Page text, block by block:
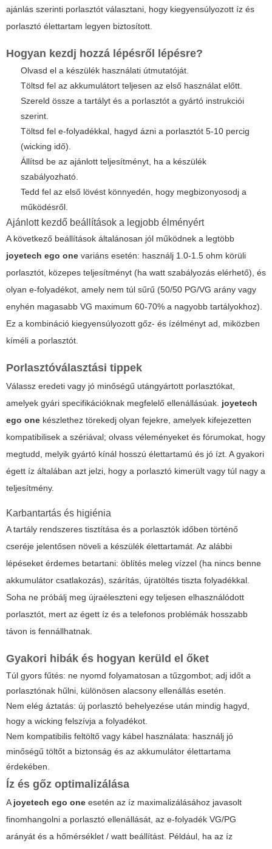
ajánlás szerinti porlasztót választani, hogy kiegyensúlyozott íz és
porlasztó élettartam legyen biztosított.
Hogyan kezdj hozzá lépésről lépésre?
Olvasd el a készülék használati útmutatóját.
Töltsd fel az akkumulátort teljesen az első használat előtt.
Szereld össze a tartályt és a porlasztót a gyártó instrukciói
szerint.
Töltsd fel e-folyadékkal, hagyd ázni a porlasztót 5-10 percig
(wicking idő).
Állítsd be az ajánlott teljesítményt, ha a készülék
szabályozható.
Tedd fel az első lövést könnyedén, hogy megbizonyosodj a
működésről.
Ajánlott kezdő beállítások a legjobb élményért
A következő beállítások általánosan jól működnek a legtöbb
joyetech ego one variáns esetén: használj 1.0-1.5 ohm körüli
porlasztót, közepes teljesítményt (ha watt szabályozás elérhető), és
olyan e-folyadékot, amely nem túl sűrű (50/50 PG/VG arány vagy
enyhén magasabb VG maximum 60-70% a nagyobb tartályokhoz).
Ez a kombináció kiegyensúlyozott gőz- és ízélményt ad, miközben
kíméli a porlasztót.
Porlasztóválasztási tippek
Válassz eredeti vagy jó minőségű utángyártott porlasztókat,
amelyek gyári specifikációknak megfelelő ellenállásúak. joyetech
ego one készlethez törekedj olyan fejekre, amelyek kifejezetten
kompatibilisek a szériával; olvass véleményeket és fórumokat, hogy
megtudd, melyik gyártó kínál hosszú élettartamú és jó ízt. A gyakori
égett íz általában azt jelzi, hogy a porlasztó kimerült vagy túl nagy a
teljesítmény.
Karbantartás és higiénia
A tartály rendszeres tisztítása és a porlasztók időben történő
cseréje jelentősen növeli a készülék élettartamát. Az alábbi
lépéseket érdemes betartani: öblítés meleg vízzel (ha nincs benne
akkumulátor csatlakozás), szárítás, újratöltés tiszta folyadékkal.
Soha ne próbálj meg újraéleszteni egy teljesen elhasználódott
porlasztót, mert az égett íz és a telefonos problémák hosszabb
távon is fennállhatnak.
Gyakori hibák és hogyan kerüld el őket
Túl gyors fűtés: ne nyomd folyamatosan a tűzgombot; adj időt a
porlasztónak hűlni, különösen alacsony ellenállás esetén.
Nem elég áztatás: új porlasztó behelyezése után mindig hagyd,
hogy a wicking felszívja a folyadékot.
Nem kompatibilis feltöltő vagy kábel használata: használj jó
minőségű töltőt a biztonság és az akkumulátor élettartama
érdekében.
Íz és gőz optimalizálása
Ajoyetech ego one esetén az íz maximalizálásához javasolt
finomhangolni a porlasztó ellenállását, az e-folyadék VG/PG
arányát és a hőmérséklet / watt beállítást. Például, ha az íz